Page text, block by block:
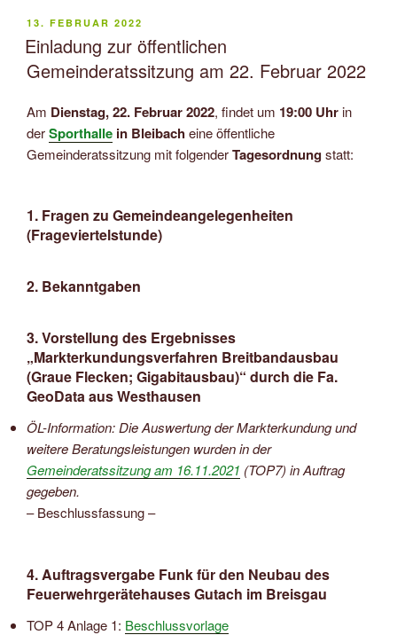
VERÖFFENTLICHT
AM
13. FEBRUAR 2022
Einladung zur öffentlichen
Gemeinderatssitzung am 22. Februar 2022
Am Dienstag, 22. Februar 2022, findet um 19:00 Uhrin
derSporthalle in Bleibacheine öffentliche
Gemeinderatssitzung mit folgenderTagesordnungstatt:
1. Fragen zu Gemeindeangelegenheiten
(Frageviertelstunde)
2. Bekanntgaben
3. Vorstellung des Ergebnisses
„Markterkundungsverfahren Breitbandausbau
(Graue Flecken; Gigabitausbau)“ durch die Fa.
GeoData aus Westhausen
ÖL-Information: Die Auswertung der Markterkundung und
weitere Beratungsleistungen wurden in der
Gemeinderatssitzung am 16.11.2021 (TOP7) in Auftrag
gegeben.
– Beschlussfassung –
4. Auftragsvergabe Funk für den Neubau des
Feuerwehrgerätehauses Gutach im Breisgau
TOP 4 Anlage 1: Beschlussvorlage